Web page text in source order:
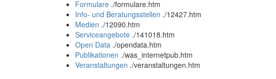
Formulare ./formulare.htm
Info- und Beratungsstellen ./12427.htm
Medien ./12090.htm
Serviceangebote ./141018.htm
Open Data ./opendata.htm
Publikationen ./was_internetpub.htm
Veranstaltungen ./veranstaltungen.htm